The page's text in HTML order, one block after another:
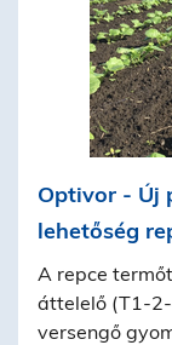
Optivor - Új
lehetőség
A repce
áttelelő (T1-
versengő